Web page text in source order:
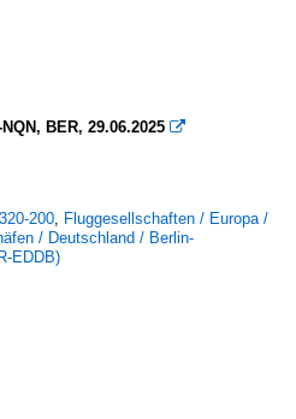
BER, 29.06.2025 
200, Fluggesellschaften / Europa /
/ Deutschland / Berlin-
EDDB)